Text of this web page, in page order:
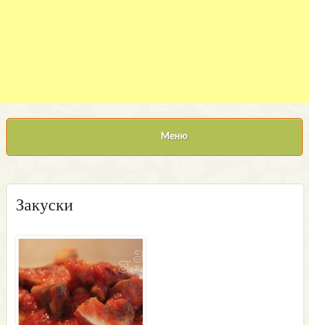
Меню
Закуски